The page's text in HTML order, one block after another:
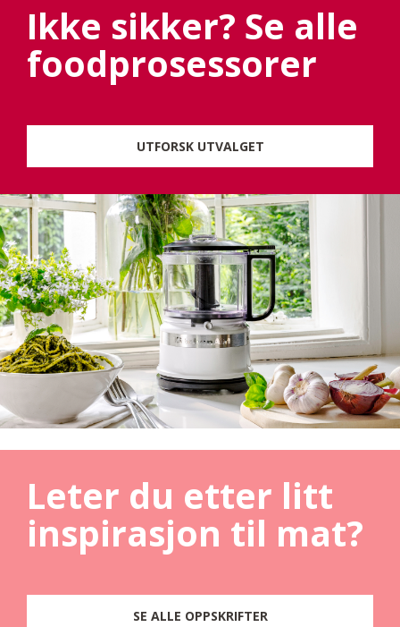
Ikke sikker? Se alle
foodprosessorer
UTFORSK UTVALGET
Leter du etter litt
inspirasjon til mat?
SE ALLE OPPSKRIFTER